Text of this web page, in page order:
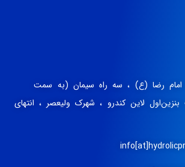
امام رضا (ع) ، سه راه سیمان (به سمت
لاین کندرو ، شهرک ولیعصر ، انتهای